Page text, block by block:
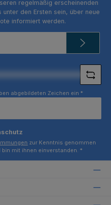
regelmäßig erscheinenden
den Ersten sein, über neue
informiert werden.
abgebildeten Zeichen ein *
zur Kenntnis genommen
bin mit ihnen einverstanden. *